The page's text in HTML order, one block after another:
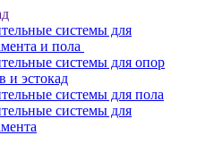
системы для
и пола
системы для опор
и эстокад
системы для пола
системы для